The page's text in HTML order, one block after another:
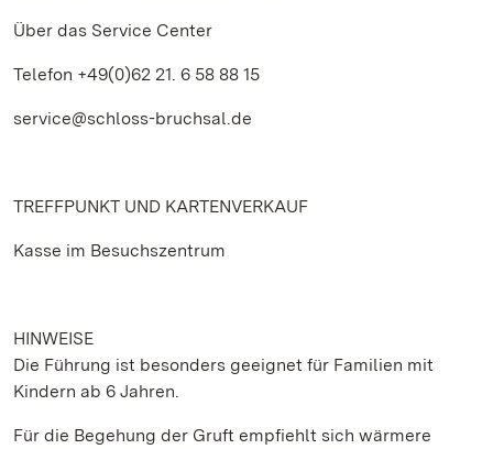
Über das Service Center
Telefon +49(0)62 21. 6 58 88 15
service@schloss-bruchsal.de
TREFFPUNKT UND KARTENVERKAUF
Kasse im Besuchszentrum
HINWEISE
Die Führung ist besonders geeignet für Familien mit
Kindern ab 6 Jahren.
Für die Begehung der Gruft empfiehlt sich wärmere